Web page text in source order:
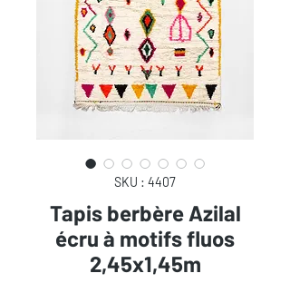
SKU : 4407
Tapis berbère Azilal
écru à motifs fluos
2,45x1,45m